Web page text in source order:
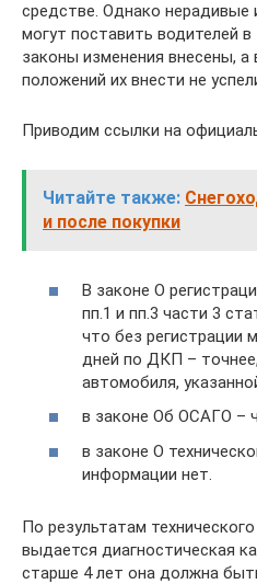
средстве. Однако нерадивые
могут поставить водителей
законы изменения внесены, а
положений их внести не
Приводим ссылки на
Читайте также:
и после покупки
В законе О
пп.1 и пп.3 части 3
что без регистрации
дней по ДКП –
автомобиля,
в законе Об ОСАГО –
в законе О
информации нет.
По результатам
выдается диагностическая
старше 4 лет она должна